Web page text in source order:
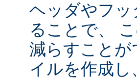
ヘッダやフ
ることで、
減らすこと
イルを作成し